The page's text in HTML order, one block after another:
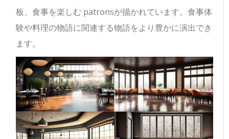
板、食事を楽しむ patronsが描かれています。食事体
験や料理の物語に関連する物語をより豊かに演出でき
ます。